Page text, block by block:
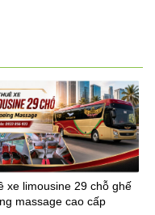
xe limousine 29 chỗ ghế
massage cao cấp